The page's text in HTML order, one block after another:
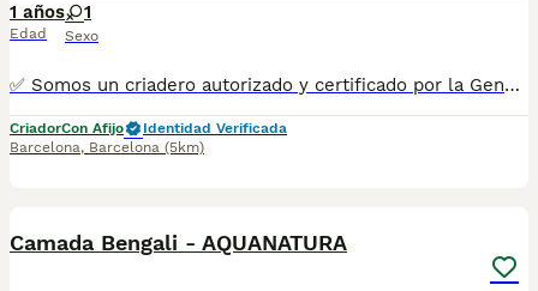
1 años
Edad
1
Sexo
✅ Somos un criadero autorizado y certificado por la Generalitat de Catalunya. ☎️ 933095977 📱 685878504 / 674320847 💻 www.aquanatura.es 🚙 Hacemos envíos 📌 Calle Roger de Flor 45, muy cerca del Arc de Triomf de Barcelona, de Lunes a Sábados, desde las 10h hasta las 20:00h. Se entregan con la mayoría de sus vacunas, desparasitados interna y externamente, con microchip y su registro, cartilla sanitaria y contrato de garantías, bajo la supervisión de nuestro equipo veterinario.
CriadorCon Afijo
Identidad Verificada
Barcelona, Barcelona (5km)
Camada Bengali - AQUANATURA